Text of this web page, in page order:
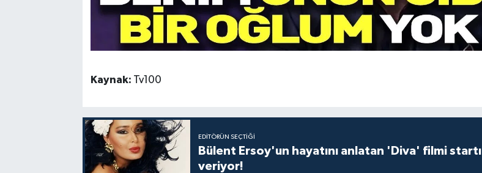
Kaynak: Tv100
EDITÖRÜN SEÇTIĞI
Bülent Ersoy'un hayatını anlatan 'Diva' filmi startı
veriyor!